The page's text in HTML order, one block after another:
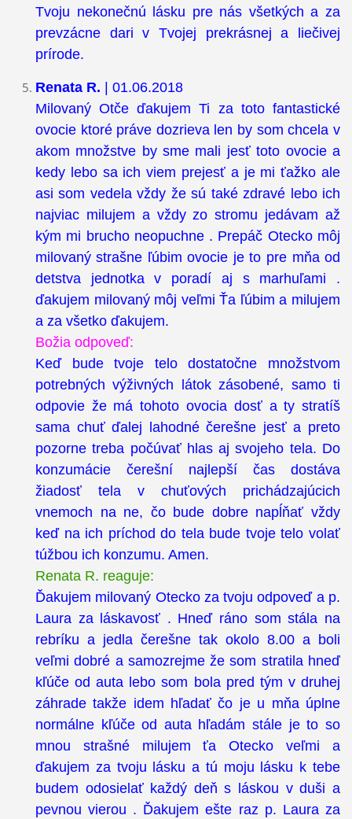
Tvoju nekonečnú lásku pre nás všetkých a za
prevzácne dari v Tvojej prekrásnej a liečivej
prírode.
Renata R. | 01.06.2018
Milovaný Otče ďakujem Ti za toto fantastické
ovocie ktoré práve dozrieva len by som chcela v
akom množstve by sme mali jesť toto ovocie a
kedy lebo sa ich viem prejesť a je mi ťažko ale
asi som vedela vždy že sú také zdravé lebo ich
najviac milujem a vždy zo stromu jedávam až
kým mi brucho neopuchne . Prepáč Otecko môj
milovaný strašne ľúbim ovocie je to pre mňa od
detstva jednotka v poradí aj s marhuľami .
ďakujem milovaný môj veľmi Ťa ľúbim a milujem
a za všetko ďakujem.
Božia odpoveď:
Keď bude tvoje telo dostatočne množstvom
potrebných výživných látok zásobené, samo ti
odpovie že má tohoto ovocia dosť a ty stratíš
sama chuť ďalej lahodné čerešne jesť a preto
pozorne treba počúvať hlas aj svojeho tela. Do
konzumácie čerešní najlepší čas dostáva
žiadosť tela v chuťových prichádzajúcich
vnemoch na ne, čo bude dobre napĺňať vždy
keď na ich príchod do tela bude tvoje telo volať
túžbou ich konzumu. Amen.
Renata R. reaguje:
Ďakujem milovaný Otecko za tvoju odpoveď a p.
Laura za láskavosť . Hneď ráno som stála na
rebríku a jedla čerešne tak okolo 8.00 a boli
veľmi dobré a samozrejme že som stratila hneď
kľúče od auta lebo som bola pred tým v druhej
záhrade takže idem hľadať čo je u mňa úplne
normálne kľúče od auta hľadám stále je to so
mnou strašné milujem ťa Otecko veľmi a
ďakujem za tvoju lásku a tú moju lásku k tebe
budem odosielať každý deň s láskou v duši a
pevnou vierou . Ďakujem ešte raz p. Laura za